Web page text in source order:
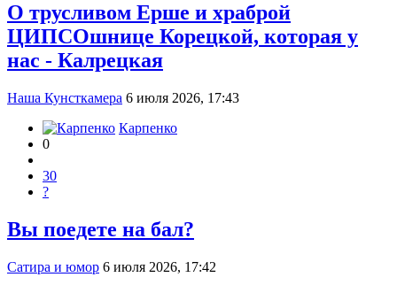
О трусливом Ерше и храброй
ЦИПСОшнице Корецкой, которая у
нас - Калрецкая
Наша Кунсткамера 6 июля 2026, 17:43
Карпенко
0
30
?
Вы поедете на бал?
Сатира и юмор 6 июля 2026, 17:42